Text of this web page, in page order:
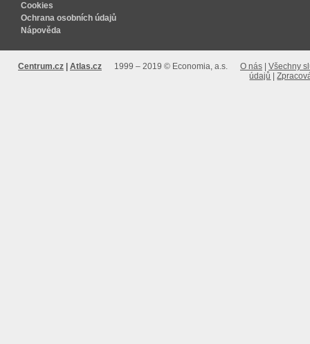
Cookies
Ochrana osobních údajů
Nápověda
Centrum.cz Atlas.cz 1999 – 2019 © Economia, a.s. O nás
Všechny
údajů